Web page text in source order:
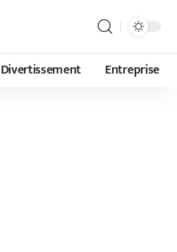
Divertissement Entreprise